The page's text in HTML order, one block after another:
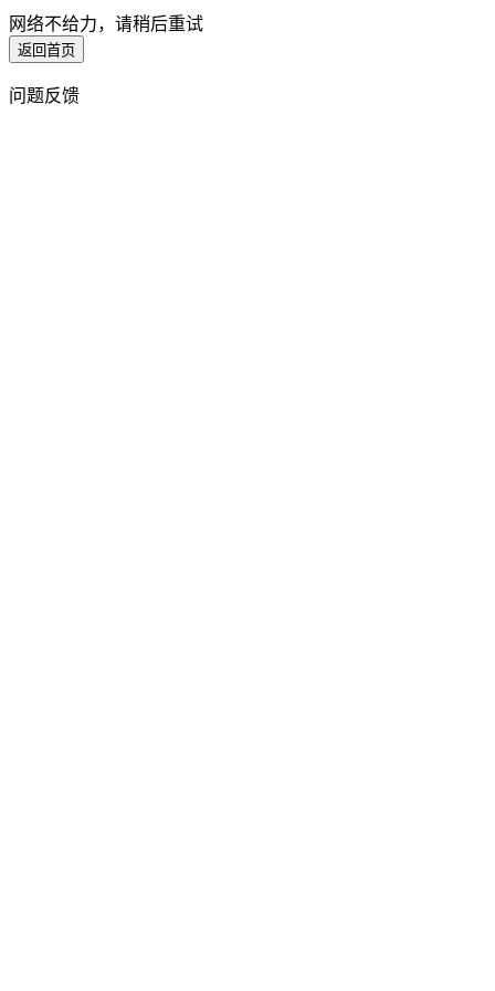
网络不给力，请稍后重试
返回首页
问题反馈